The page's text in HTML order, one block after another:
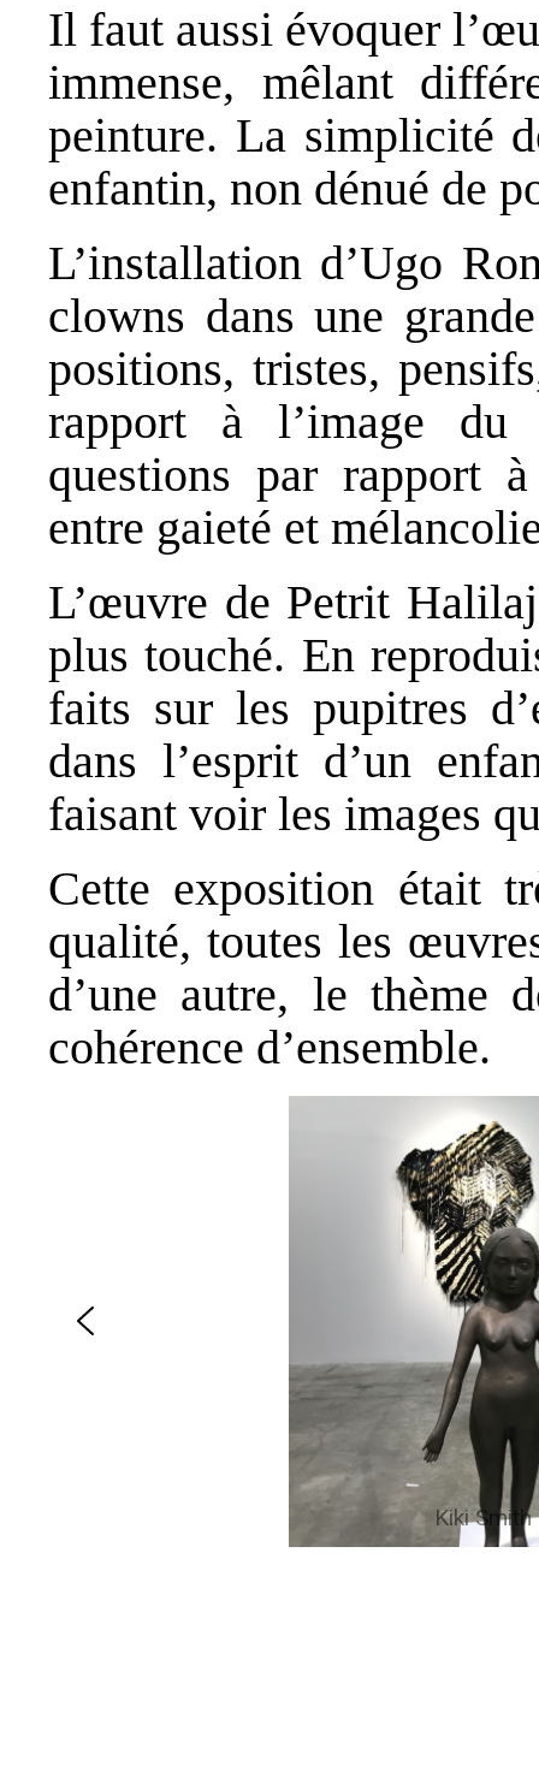
Il faut aussi évoquer
immense, mêlant
peinture. La simplicité
enfantin, non dénué de
L’installation d’Ugo
clowns dans une
positions, tristes,
rapport à l’image du
questions par rapport
entre gaieté et
L’œuvre de Petrit
plus touché. En
faits sur les pupitres
dans l’esprit d’un
faisant voir les images
Cette exposition était
qualité, toutes les
d’une autre, le thème
cohérence d’ensemble.
Kiki